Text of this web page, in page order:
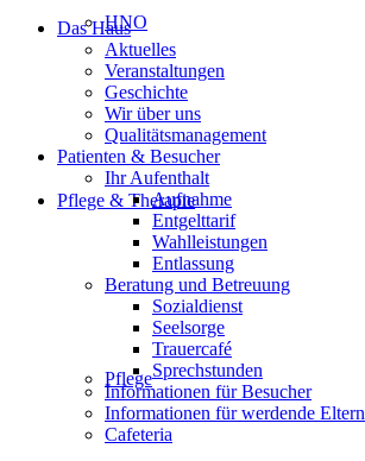
HNO
Pflege & Therapie
Pflege
Das Haus
Aktuelles
Veranstaltungen
Geschichte
Wir über uns
Qualitätsmanagement
Patienten & Besucher
Ihr Aufenthalt
Aufnahme
Entgelttarif
Wahlleistungen
Entlassung
Beratung und Betreuung
Sozialdienst
Seelsorge
Trauercafé
Sprechstunden
Informationen für Besucher
Informationen für werdende Eltern
Cafeteria